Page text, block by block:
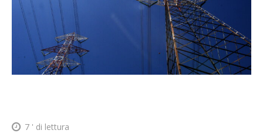
7 ' di lettura